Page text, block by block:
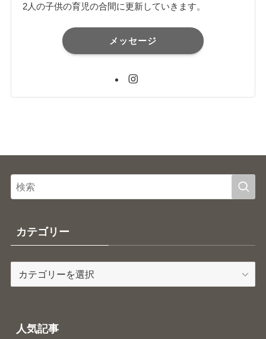
2人の子供の育児の合間に更新していきます。
メッセージ
カテゴリー
ー人気記事